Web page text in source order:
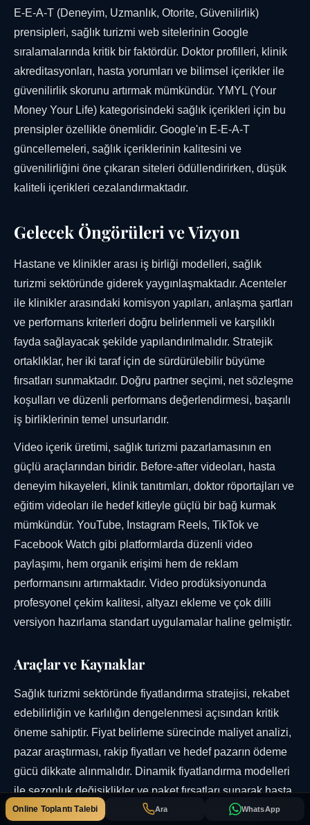
E-E-A-T (Deneyim, Uzmanlık, Otorite, Güvenilirlik)
prensipleri, sağlık turizmi web sitelerinin Google
sıralamalarında kritik bir faktördür. Doktor profilleri, klinik
akreditasyonları, hasta yorumları ve bilimsel içerikler ile
güvenilirlik skorunu artırmak mümkündür. YMYL (Your
Money Your Life) kategorisindeki sağlık içerikleri için bu
prensipler özellikle önemlidir. Google'ın E-E-A-T
güncellemeleri, sağlık içeriklerinin kalitesini ve
güvenilirliğini öne çıkaran siteleri ödüllendirirken, düşük
kaliteli içerikleri cezalandırmaktadır.
Gelecek Öngörüleri ve Vizyon
Hastane ve klinikler arası iş birliği modelleri, sağlık
turizmi sektöründe giderek yaygınlaşmaktadır. Acenteler
ile klinikler arasındaki komisyon yapıları, anlaşma şartları
ve performans kriterleri doğru belirlenmeli ve karşılıklı
fayda sağlayacak şekilde yapılandırılmalıdır. Stratejik
ortaklıklar, her iki taraf için de sürdürülebilir büyüme
fırsatları sunmaktadır. Doğru partner seçimi, net sözleşme
koşulları ve düzenli performans değerlendirmesi, başarılı
iş birliklerinin temel unsurlarıdır.
Video içerik üretimi, sağlık turizmi pazarlamasının en
güçlü araçlarından biridir. Before-after videoları, hasta
deneyim hikayeleri, klinik tanıtımları, doktor röportajları ve
eğitim videoları ile hedef kitleyle güçlü bir bağ kurmak
mümkündür. YouTube, Instagram Reels, TikTok ve
Facebook Watch gibi platformlarda düzenli video
paylaşımı, hem organik erişimi hem de reklam
performansını artırmaktadır. Video prodüksiyonunda
profesyonel çekim kalitesi, altyazı ekleme ve çok dilli
versiyon hazırlama standart uygulamalar haline gelmiştir.
Araçlar ve Kaynaklar
Sağlık turizmi sektöründe fiyatlandırma stratejisi, rekabet
edebilirliğin ve karlılığın dengelenmesi açısından kritik
öneme sahiptir. Fiyat belirleme sürecinde maliyet analizi,
pazar araştırması, rakip fiyatları ve hedef pazarın ödeme
gücü dikkate alınmalıdır. Dinamik fiyatlandırma modelleri
ile sezonluk değişiklikler ve paket fırsatları sunarak hasta
çekiciliğini artırmak mümkündür. Tedavi paketlerine
Ara WhatsApp
Online Toplantı Talebi